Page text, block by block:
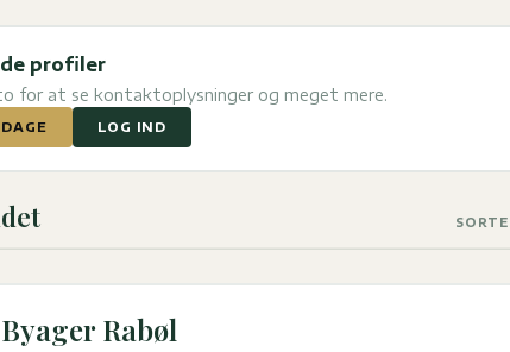
profiler
for at se kontaktoplysninger og meget mere.
LOG IND
Rabøl